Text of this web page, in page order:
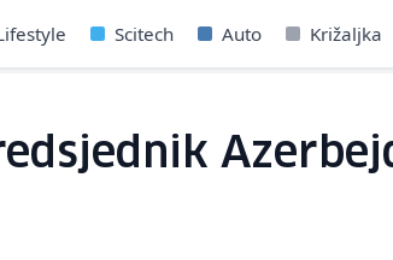
Scitech Auto Križaljka